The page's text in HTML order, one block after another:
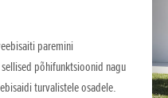
paremini
põhifunktsioonid nagu
turvalistele osadele.